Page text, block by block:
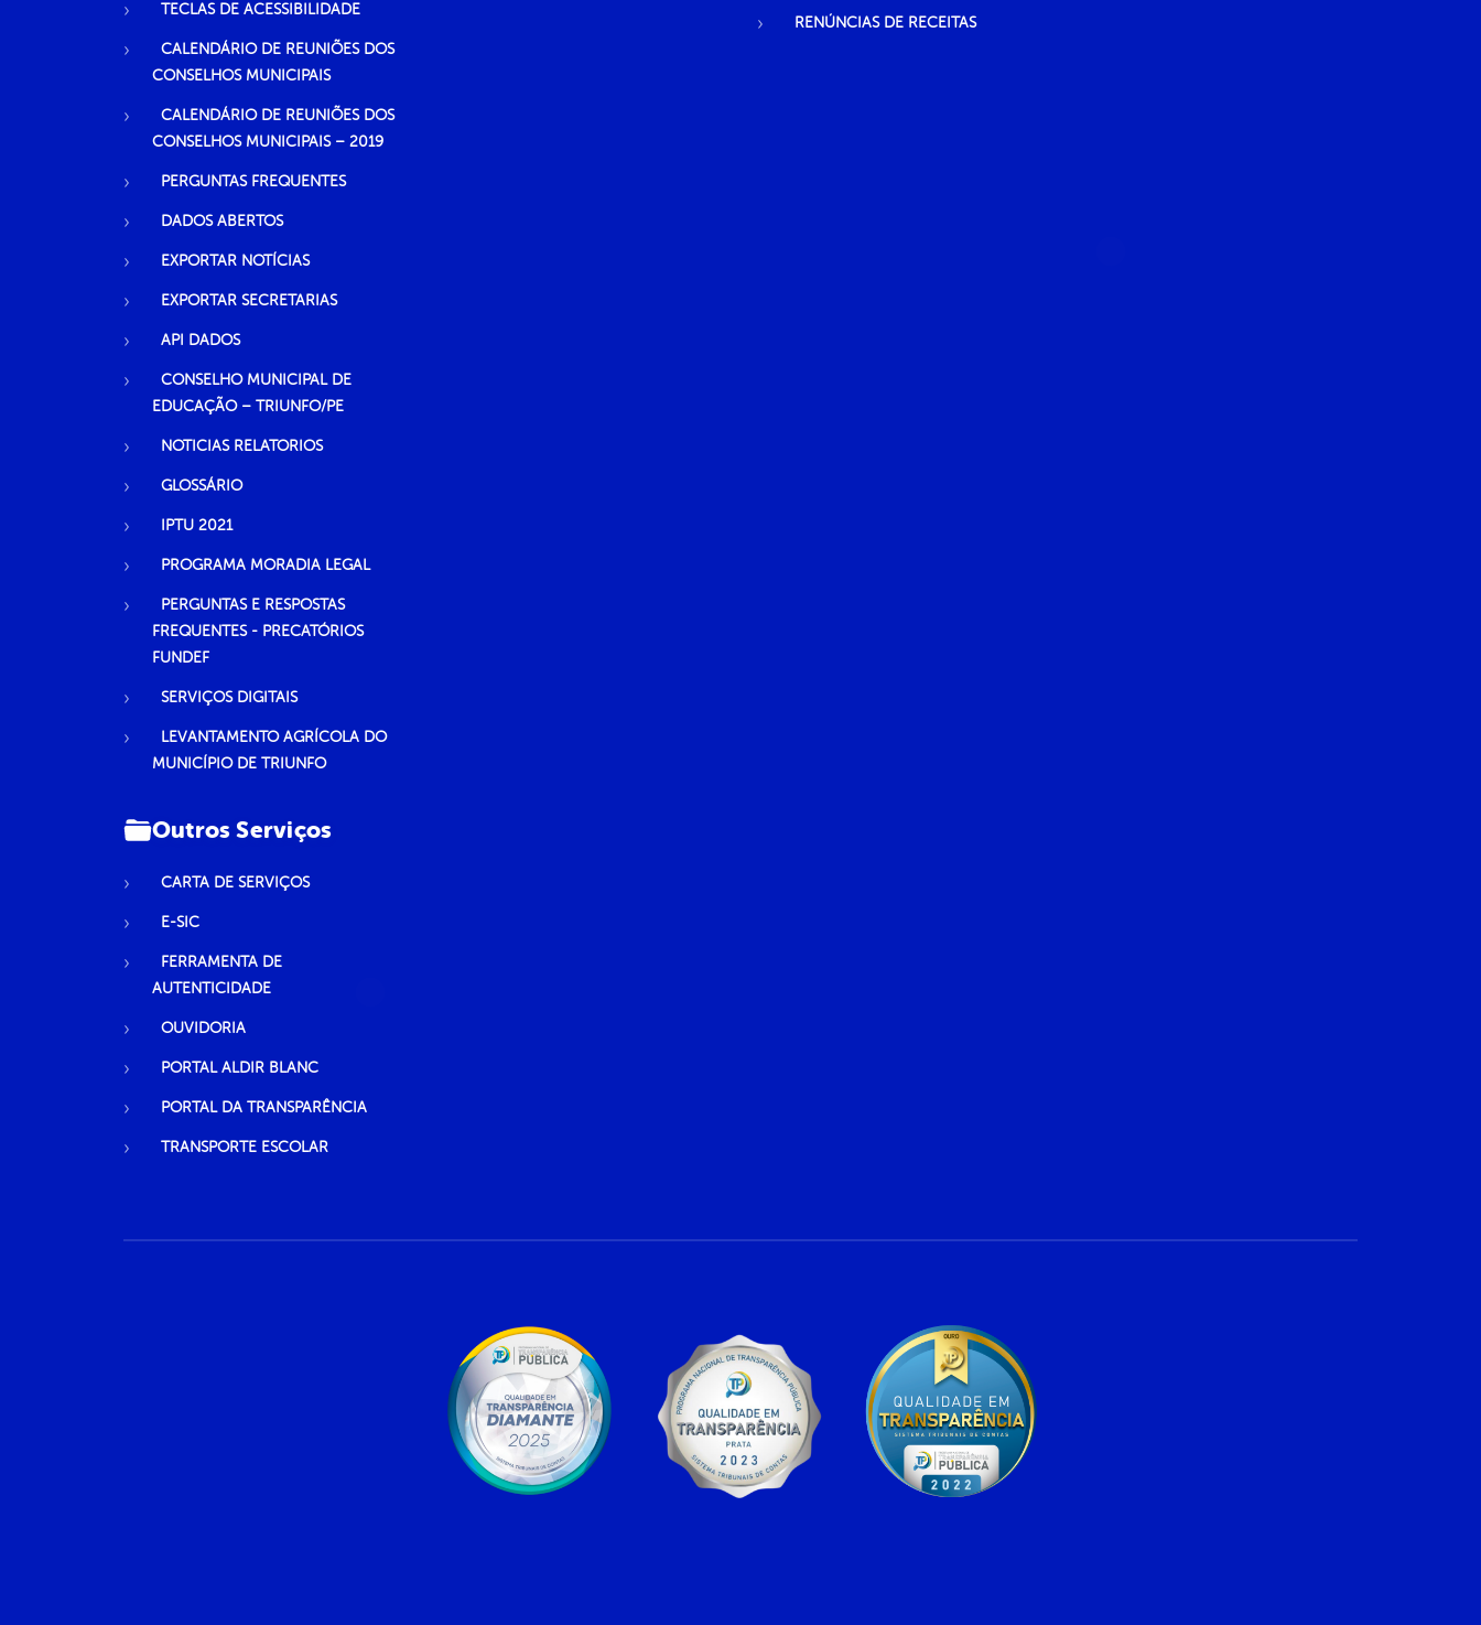
TECLAS DE ACESSIBILIDADE
CALENDÁRIO DE REUNIÕES DOS
CONSELHOS MUNICIPAIS
CALENDÁRIO DE REUNIÕES DOS
CONSELHOS MUNICIPAIS – 2019
PERGUNTAS FREQUENTES
DADOS ABERTOS
EXPORTAR NOTÍCIAS
EXPORTAR SECRETARIAS
API DADOS
CONSELHO MUNICIPAL DE
EDUCAÇÃO – TRIUNFO/PE
NOTICIAS RELATORIOS
GLOSSÁRIO
IPTU 2021
PROGRAMA MORADIA LEGAL
PERGUNTAS E RESPOSTAS
FREQUENTES - PRECATÓRIOS
FUNDEF
SERVIÇOS DIGITAIS
LEVANTAMENTO AGRÍCOLA DO
MUNICÍPIO DE TRIUNFO
RENÚNCIAS DE RECEITAS
Outros Serviços
CARTA DE SERVIÇOS
E-SIC
FERRAMENTA DE
AUTENTICIDADE
OUVIDORIA
PORTAL ALDIR BLANC
PORTAL DA TRANSPARÊNCIA
TRANSPORTE ESCOLAR